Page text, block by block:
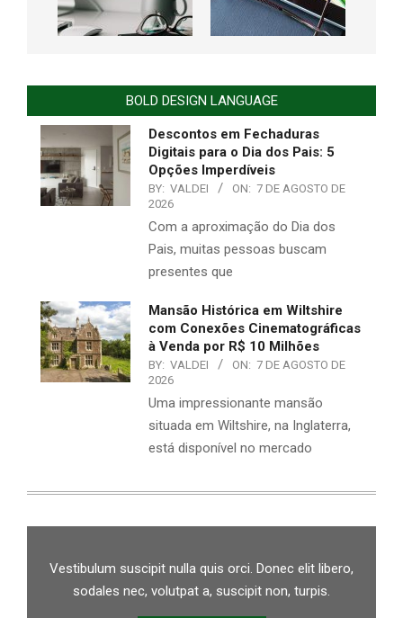
BOLD DESIGN LANGUAGE
Descontos em Fechaduras
Digitais para o Dia dos Pais: 5
Opções Imperdíveis
BY: VALDEI ON: 7 DE AGOSTO DE
2026
Com a aproximação do Dia dos
Pais, muitas pessoas buscam
presentes que
Mansão Histórica em Wiltshire
com Conexões Cinematográficas
à Venda por R$ 10 Milhões
BY: VALDEI ON: 7 DE AGOSTO DE
2026
Uma impressionante mansão
situada em Wiltshire, na Inglaterra,
está disponível no mercado
Vestibulum suscipit nulla quis orci. Donec elit libero,
sodales nec, volutpat a, suscipit non, turpis.